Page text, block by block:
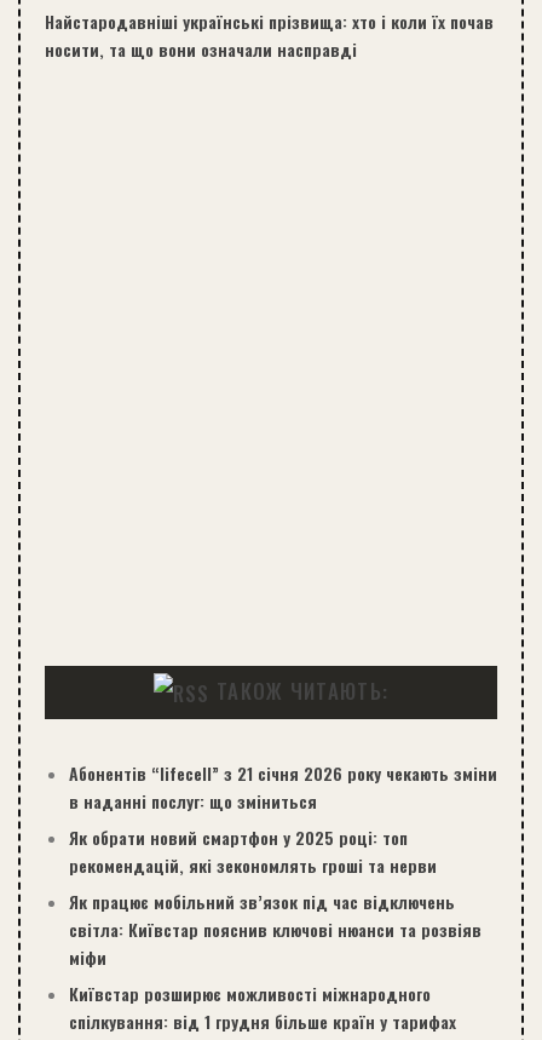
Найстародавніші українські прізвища: хто і коли їх почав
носити, та що вони означали насправді
ТАКОЖ ЧИТАЮТЬ:
Абонентів “lifecell” з 21 січня 2026 року чекають зміни
в наданні послуг: що зміниться
Як обрати новий смартфон у 2025 році: топ
рекомендацій, які зекономлять гроші та нерви
Як працює мобільний зв’язок під час відключень
світла: Київстар пояснив ключові нюанси та розвіяв
міфи
Київстар розширює можливості міжнародного
спілкування: від 1 грудня більше країн у тарифах